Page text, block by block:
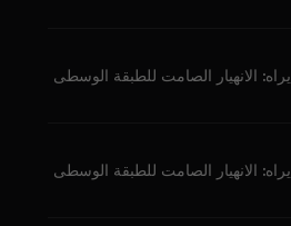
الانهيار الصامت للطبقة الوسطى
الانهيار الصامت للطبقة الوسطى